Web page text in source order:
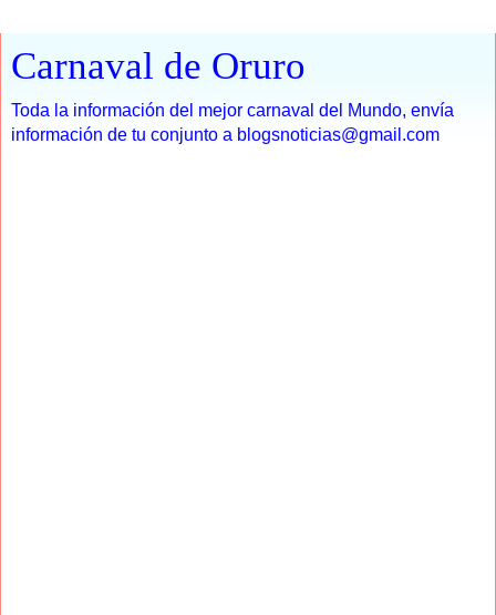
Carnaval de Oruro
Toda la información del mejor carnaval del Mundo, envía
información de tu conjunto a blogsnoticias@gmail.com